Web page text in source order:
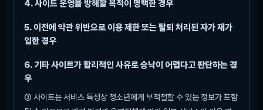
4. 사이트 운영을 방해할 목적이 명백한 경우
5. 이전에 약관 위반으로 이용 제한 또는 탈퇴 처리된 자가 재가
입한 경우
6. 기타 사이트가 합리적인 사유로 승낙이 어렵다고 판단하는 경
우
③ 사이트는 서비스 특성상 청소년에게 부적절할 수 있는 정보가 포함